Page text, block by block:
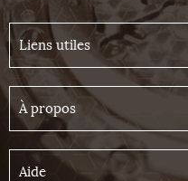
Liens utiles
À propos
Aide